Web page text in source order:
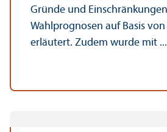
Gründe und
Wahlprognosen auf Basis
erläutert. Zudem wurde mit ...